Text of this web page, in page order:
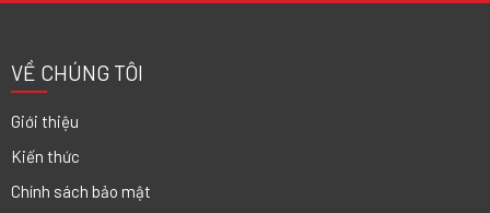
VỀ CHÚNG TÔI
Giới thiệu
Kiến thức
Chính sách bảo mật